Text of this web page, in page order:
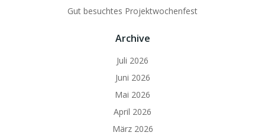
Gut besuchtes Projektwochenfest
Archive
Juli 2026
Juni 2026
Mai 2026
April 2026
März 2026